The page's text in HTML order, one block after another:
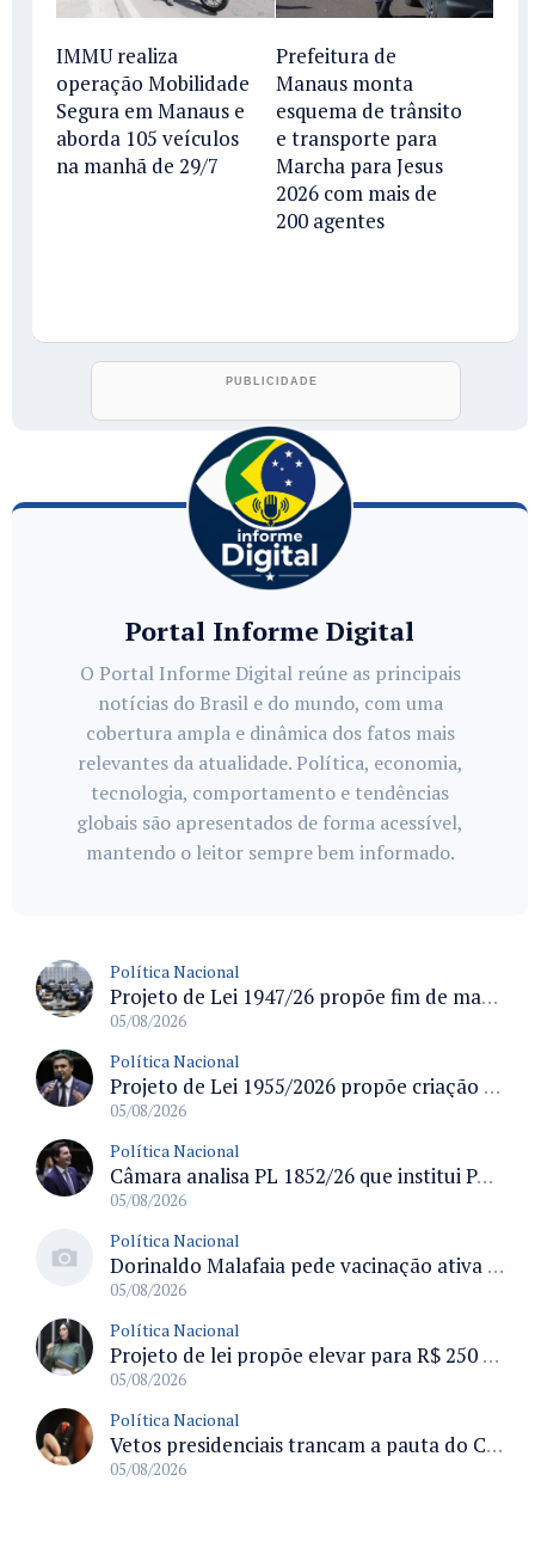
IMMU realiza
operação Mobilidade
Segura em Manaus e
aborda 105 veículos
na manhã de 29/7
Prefeitura de
Manaus monta
esquema de trânsito
e transporte para
Marcha para Jesus
2026 com mais de
200 agentes
Portal Informe Digital
O Portal Informe Digital reúne as principais
notícias do Brasil e do mundo, com uma
cobertura ampla e dinâmica dos fatos mais
relevantes da atualidade. Política, economia,
tecnologia, comportamento e tendências
globais são apresentados de forma acessível,
mantendo o leitor sempre bem informado.
Política Nacional
Projeto de Lei 1947/26 propõe fim de margens para cartão de crédito e consignado do INSS
05/08/2026
Política Nacional
Projeto de Lei 1955/2026 propõe criação de geração livre de fumo ao restringir venda de vapes a nascidos desde 1º de janeiro de 2009
05/08/2026
Política Nacional
Câmara analisa PL 1852/26 que institui Política Nacional de Gestão de Desempenho e Eficiência para servidores públicos
05/08/2026
Política Nacional
Dorinaldo Malafaia pede vacinação ativa ao Ministério da Saúde para reverter queda na cobertura vacinal no Brasil
05/08/2026
Política Nacional
Projeto de lei propõe elevar para R$ 250 mil limite de isenção do IPI para pessoas com deficiência e autismo
05/08/2026
Política Nacional
Vetos presidenciais trancam a pauta do Congresso com 87 itens pendentes e incluem trechos do Orçamento de 2026
05/08/2026